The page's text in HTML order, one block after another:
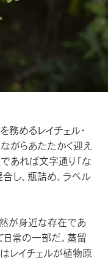
めるレイチェル・
がらあたたかく迎え
あれば文字通り「な
し、瓶詰め、ラベル
然が身近な存在であ
日常の一部だ。蒸留
レイチェルが植物原